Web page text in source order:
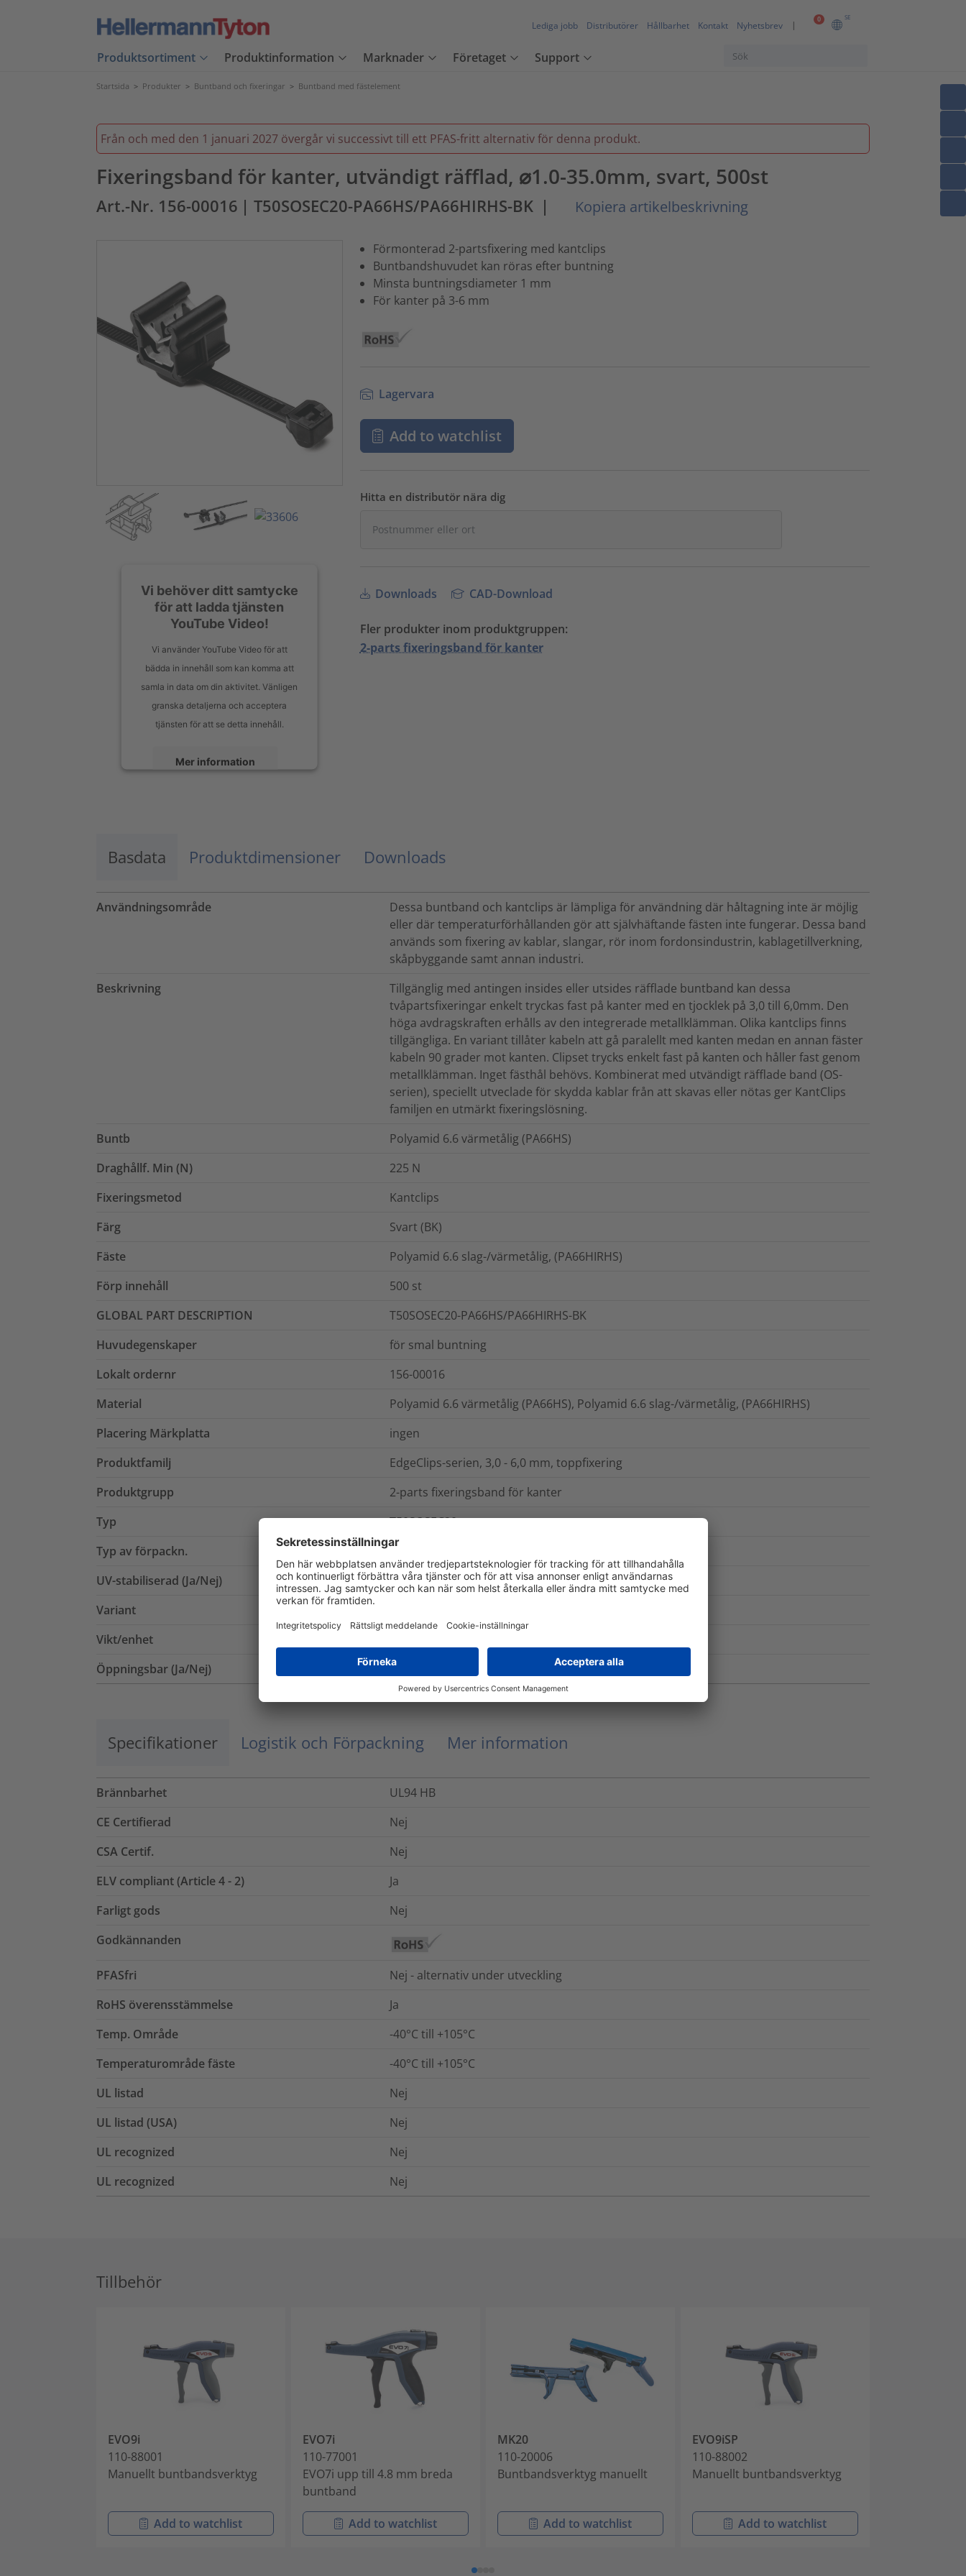
0 SE
Lediga jobb Distributörer Hållbarhet Kontakt Nyhetsbrev
Produktsortiment Produktinformation Marknader Företaget Support
Startsida > Produkter > Buntband och fixeringar > Buntband med fästelement
Från och med den 1 januari 2027 övergår vi successivt till ett PFAS-fritt alternativ för denna produkt.
Fixeringsband för kanter, utvändigt räfflad, ⌀1.0-35.0mm, svart, 500st
Art.-Nr. 156-00016 | T50SOSEC20-PA66HS/PA66HIRHS-BK | Kopiera artikelbeskrivning
Vi behöver ditt samtycke
för att ladda tjänsten
YouTube Video!
Vi använder YouTube Video för att
bädda in innehåll som kan komma att
samla in data om din aktivitet. Vänligen
granska detaljerna och acceptera
tjänsten för att se detta innehåll.
Mer information
Förmonterad 2-partsfixering med kantclips
Buntbandshuvudet kan röras efter buntning
Minsta buntningsdiameter 1 mm
För kanter på 3-6 mm
Lagervara
Add to watchlist
Hitta en distributör nära dig
Downloads CAD-Download
Fler produkter inom produktgruppen:
2-parts fixeringsband för kanter
Basdata Produktdimensioner Downloads
Användningsområde
Dessa buntband och kantclips är lämpliga för användning där håltagning inte är möjlig
eller där temperaturförhållanden gör att självhäftande fästen inte fungerar. Dessa band
används som fixering av kablar, slangar, rör inom fordonsindustrin, kablagetillverkning,
skåpbyggande samt annan industri.
Beskrivning
Tillgänglig med antingen insides eller utsides räfflade buntband kan dessa
tvåpartsfixeringar enkelt tryckas fast på kanter med en tjocklek på 3,0 till 6,0mm. Den
höga avdragskraften erhålls av den integrerade metallklämman. Olika kantclips finns
tillgängliga. En variant tillåter kabeln att gå paralellt med kanten medan en annan fäster
kabeln 90 grader mot kanten. Clipset trycks enkelt fast på kanten och håller fast genom
metallklämman. Inget fästhål behövs. Kombinerat med utvändigt räfflade band (OS-
serien), speciellt utveclade för skydda kablar från att skavas eller nötas ger KantClips
familjen en utmärkt fixeringslösning.
Buntb
Polyamid 6.6 värmetålig (PA66HS)
Draghållf. Min (N)
225 N
Fixeringsmetod
Kantclips
Färg
Svart (BK)
Fäste
Polyamid 6.6 slag-/värmetålig, (PA66HIRHS)
Förp innehåll
500 st
GLOBAL PART DESCRIPTION
T50SOSEC20-PA66HS/PA66HIRHS-BK
Huvudegenskaper
för smal buntning
Lokalt ordernr
156-00016
Material
Polyamid 6.6 värmetålig (PA66HS), Polyamid 6.6 slag-/värmetålig, (PA66HIRHS)
Placering Märkplatta
ingen
Produktfamilj
EdgeClips-serien, 3,0 - 6,0 mm, toppfixering
Produktgrupp
2-parts fixeringsband för kanter
Typ
T50SOSEC20
Typ av förpackn.
påse
UV-stabiliserad (Ja/Nej)
Nej
Variant
Vikt/enhet
Öppningsbar (Ja/Nej)
Nej
Specifikationer Logistik och Förpackning Mer information
Brännbarhet
UL94 HB
CE Certifierad
Nej
CSA Certif.
Nej
ELV compliant (Article 4 - 2)
Ja
Farligt gods
Nej
Godkännanden
PFASfri
Nej - alternativ under utveckling
RoHS överensstämmelse
Ja
Temp. Område
-40°C till +105°C
Temperaturområde fäste
-40°C till +105°C
UL listad
Nej
UL listad (USA)
Nej
UL recognized
Nej
UL recognized
Nej
Tillbehör
EVO9i
110-88001
Manuellt buntbandsverktyg
Add to watchlist
EVO7i
110-77001
EVO7i upp till 4.8 mm breda
buntband
Add to watchlist
MK20
110-20006
Buntbandsverktyg manuellt
Add to watchlist
EVO9iSP
110-88002
Manuellt buntbandsverktyg
Add to watchlist